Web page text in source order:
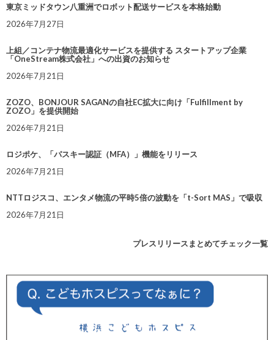
東京ミッドタウン八重洲でロボット配送サービスを本格始動
2026年7月27日
上組／コンテナ物流最適化サービスを提供する スタートアップ企業
「OneStream株式会社」への出資のお知らせ
2026年7月21日
ZOZO、BONJOUR SAGANの自社EC拡大に向け「Fulfillment by
ZOZO」を提供開始
2026年7月21日
ロジポケ、「パスキー認証（MFA）」機能をリリース
2026年7月21日
NTTロジスコ、エンタメ物流の平時5倍の波動を「t-Sort MAS」で吸収
2026年7月21日
プレスリリースまとめてチェック一覧